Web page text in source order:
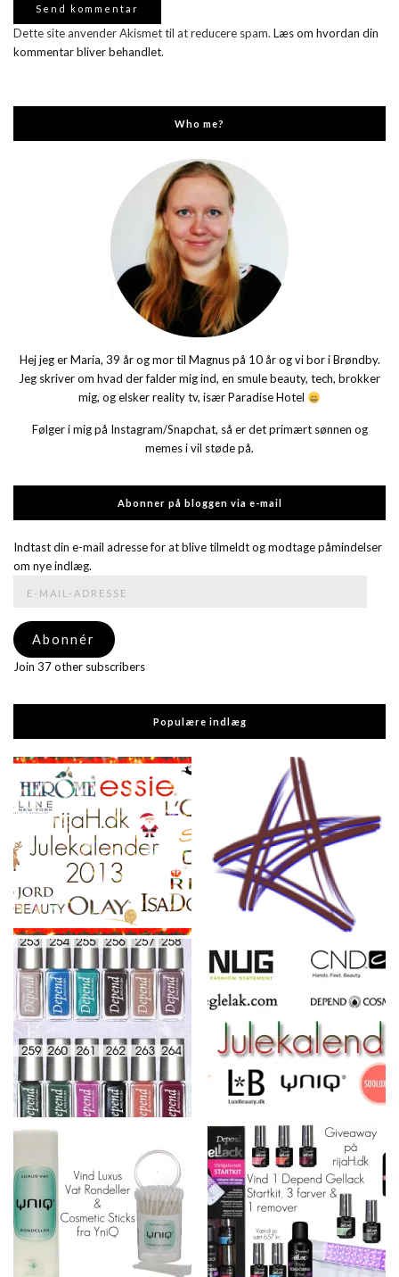
Dette site anvender Akismet til at reducere spam. Læs om hvordan din
kommentar bliver behandlet.
Who me?
Hej jeg er Maria, 39 år og mor til Magnus på 10 år og vi bor i Brøndby.
Jeg skriver om hvad der falder mig ind, en smule beauty, tech, brokker
mig, og elsker reality tv, især Paradise Hotel
Følger i mig på Instagram/Snapchat, så er det primært sønnen og
memes i vil støde på.
Abonner på bloggen via e-mail
Indtast din e-mail adresse for at blive tilmeldt og modtage påmindelser
om nye indlæg.
adresse
Abonnér
Join 37 other subscribers
Populære indlæg